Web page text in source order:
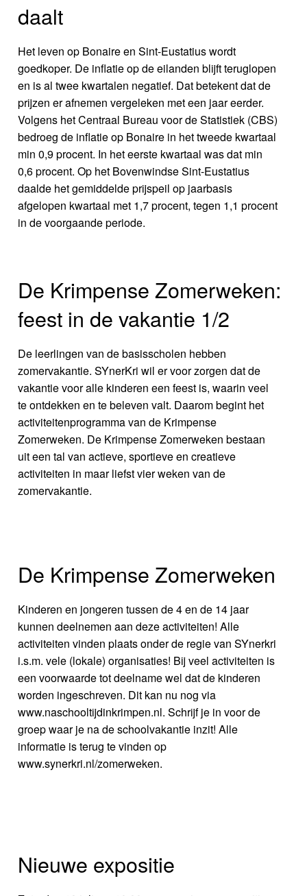
daalt
Het leven op Bonaire en Sint-Eustatius wordt
goedkoper. De inflatie op de eilanden blijft teruglopen
en is al twee kwartalen negatief. Dat betekent dat de
prijzen er afnemen vergeleken met een jaar eerder.
Volgens het Centraal Bureau voor de Statistiek (CBS)
bedroeg de inflatie op Bonaire in het tweede kwartaal
min 0,9 procent. In het eerste kwartaal was dat min
0,6 procent. Op het Bovenwindse Sint-Eustatius
daalde het gemiddelde prijspeil op jaarbasis
afgelopen kwartaal met 1,7 procent, tegen 1,1 procent
in de voorgaande periode.
De Krimpense Zomerweken:
feest in de vakantie 1/2
De leerlingen van de basisscholen hebben
zomervakantie. SYnerKri wil er voor zorgen dat de
vakantie voor alle kinderen een feest is, waarin veel
te ontdekken en te beleven valt. Daarom begint het
activiteitenprogramma van de Krimpense
Zomerweken. De Krimpense Zomerweken bestaan
uit een tal van actieve, sportieve en creatieve
activiteiten in maar liefst vier weken van de
zomervakantie.
De Krimpense Zomerweken
Kinderen en jongeren tussen de 4 en de 14 jaar
kunnen deelnemen aan deze activiteiten! Alle
activiteiten vinden plaats onder de regie van SYnerkri
i.s.m. vele (lokale) organisaties! Bij veel activiteiten is
een voorwaarde tot deelname wel dat de kinderen
worden ingeschreven. Dit kan nu nog via
www.naschooltijdinkrimpen.nl. Schrijf je in voor de
groep waar je na de schoolvakantie inzit! Alle
informatie is terug te vinden op
www.synerkri.nl/zomerweken.
Nieuwe expositie